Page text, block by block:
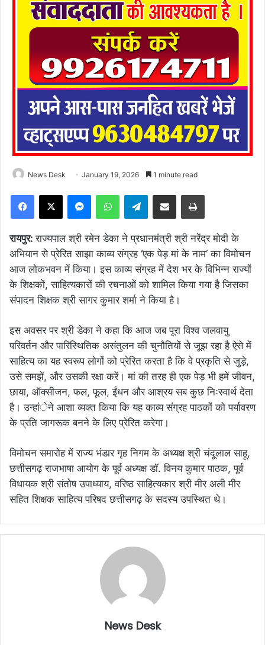
News Desk January 19, 2026 1 minute read
Facebook
X MessengerWhatsAppTelegramShare via Email Print
रायपुर:राज्यपाल श्री रमेन डेका ने प्रधानमंत्री श्री नरेंद्र मोदी के
अभियान से प्रेरित साझा काव्य संग्रह ‘एक पेड़ मां के नाम‘ का विमोचन
आज लोकभवन में किया। इस काव्य संग्रह में देश भर के विभिन्न राज्यों
के शिक्षकों, साहित्यकारों की रचनाओं को शामिल किया गया है जिसका
संपादन शिक्षक श्री सागर कुमार शर्मा ने किया है।
इस अवसर पर श्री डेका ने कहा कि आज जब पूरा विश्व जलवायु
परिवर्तन और पारिस्थितिक असंतुलन की चुनौतियों से जूझ रहा है ऐसे में
साहित्य का यह स्वरूप लोगों को प्रेरित करता है कि वे प्रकृति से जुड़े,
उसे समझें, और उसकी रक्षा करें। मां की तरह ही एक पेड़ भी हमें जीवन,
छाया, ऑक्सीजन, फल, फूल, ईंधन और आश्रय सब कुछ निःस्वार्थ देता
है। उन्हांेने आशा व्यक्त किया कि यह काव्य संग्रह पाठकों को पर्यावरण
के प्रति जागरूक बनने के लिए प्रेरित करेगा।
विमोचन समारोह में राज्य भंडार गृह निगम के अध्यक्ष श्री चंदूलाल साहू,
छत्तीसगढ़ राजभाषा आयोग के पूर्व अध्यक्ष डॉ. विनय कुमार पाठक, पूर्व
विधायक श्री संतोष उपाध्याय, वरिष्ठ साहित्यकार श्री मीर अली मीर
सहित शिक्षक साहित्य परिषद छत्तीसगढ़ के सदस्य उपस्थित थे।
News Desk